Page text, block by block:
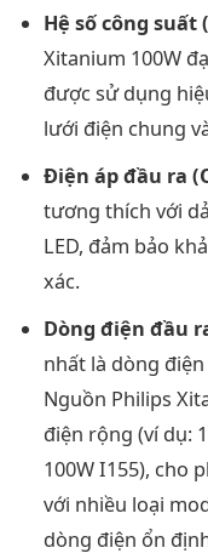
Hệ số công suất
Xitanium 100W
được sử dụng
lưới điện chung
Điện áp đầu ra
tương thích với
LED, đảm bảo
xác.
Dòng điện đầu
nhất là dòng
Nguồn Philips
điện rộng (ví dụ:
100W I155), cho
với nhiều loại
dòng điện ổn